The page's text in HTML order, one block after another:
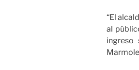
“El
al
ingreso